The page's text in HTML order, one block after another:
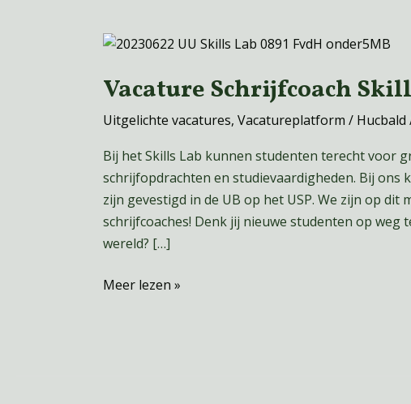
Vacature Schrijfcoach
Uitgelichte vacatures, Vacatureplatform / Hucbald
Bij het Skills Lab kunnen studenten terecht voor
schrijfopdrachten en studievaardigheden. Bij ons
zijn gevestigd in de UB op het USP. We zijn op dit
schrijfcoaches! Denk jij nieuwe studenten op weg
wereld? […]
Vacature
Skills
Meer lezen »